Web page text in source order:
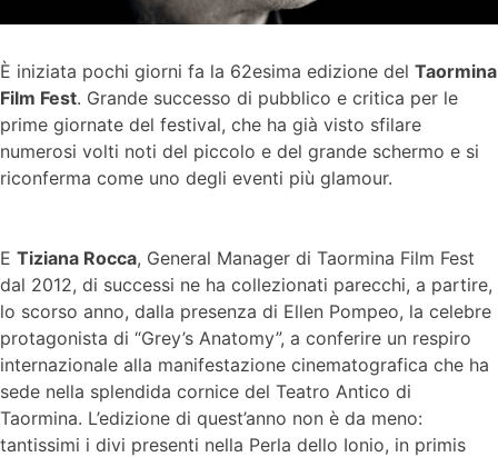
È iniziata pochi giorni fa la 62esima edizione del Taormina
Film Fest. Grande successo di pubblico e critica per le
prime giornate del festival, che ha già visto sfilare
numerosi volti noti del piccolo e del grande schermo e si
riconferma come uno degli eventi più glamour.
E Tiziana Rocca, General Manager di Taormina Film Fest
dal 2012, di successi ne ha collezionati parecchi, a partire,
lo scorso anno, dalla presenza di Ellen Pompeo, la celebre
protagonista di “Grey’s Anatomy”, a conferire un respiro
internazionale alla manifestazione cinematografica che ha
sede nella splendida cornice del Teatro Antico di
Taormina. L’edizione di quest’anno non è da meno:
tantissimi i divi presenti nella Perla dello Ionio, in primis